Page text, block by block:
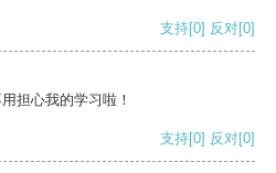
支持[0] 反对[0]
担心我的学习啦！
支持[0] 反对[0]